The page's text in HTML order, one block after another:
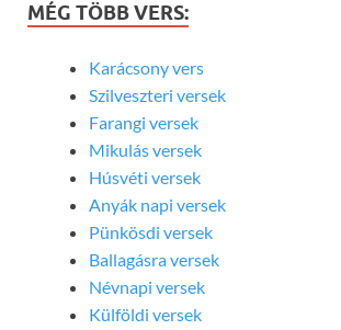
MÉG TÖBB VERS:
Karácsony vers
Szilveszteri versek
Farangi versek
Mikulás versek
Húsvéti versek
Anyák napi versek
Pünkösdi versek
Ballagásra versek
Névnapi versek
Külföldi versek